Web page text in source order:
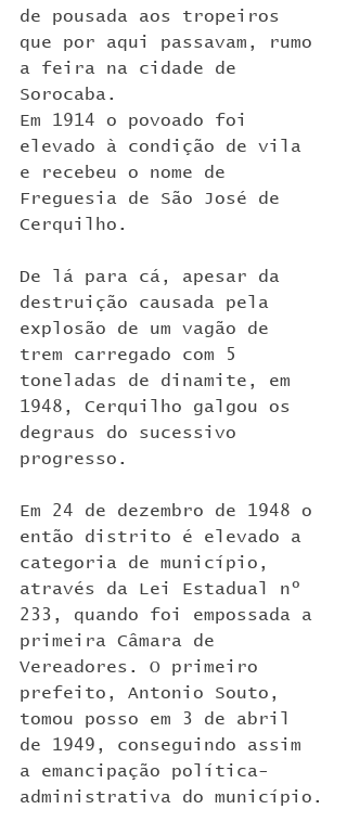
de pousada aos tropeiros
que por aqui passavam, rumo
a feira na cidade de
Sorocaba.
Em 1914 o povoado foi
elevado à condição de vila
e recebeu o nome de
Freguesia de São José de
Cerquilho.
De lá para cá, apesar da
destruição causada pela
explosão de um vagão de
trem carregado com 5
toneladas de dinamite, em
1948, Cerquilho galgou os
degraus do sucessivo
progresso.
Em 24 de dezembro de 1948 o
então distrito é elevado a
categoria de município,
através da Lei Estadual nº
233, quando foi empossada a
primeira Câmara de
Vereadores. O primeiro
prefeito, Antonio Souto,
tomou posso em 3 de abril
de 1949, conseguindo assim
a emancipação política-
administrativa do município.